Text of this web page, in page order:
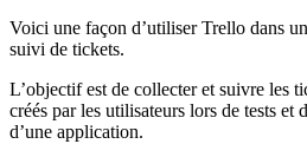
Voici une façon d’utiliser Trello dans
suivi de tickets.
L’objectif est de collecter et suivre les
créés par les utilisateurs lors de tests et
d’une application.